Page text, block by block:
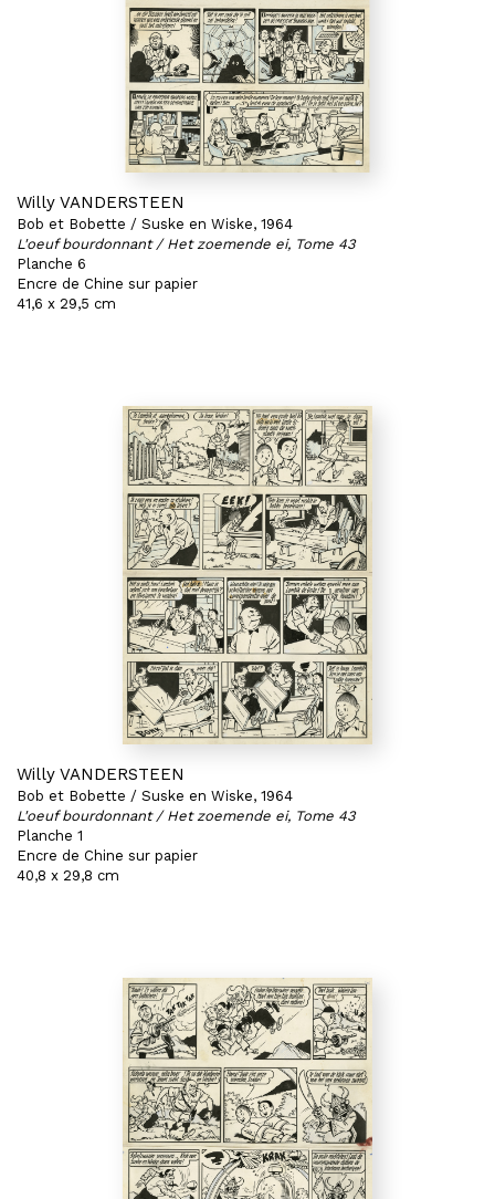
Willy VANDERSTEEN
Bob et Bobette / Suske en Wiske, 1964
L'oeuf bourdonnant / Het zoemende ei, Tome 43
Planche 6
Encre de Chine sur papier
41,6 x 29,5 cm
Willy VANDERSTEEN
Bob et Bobette / Suske en Wiske, 1964
L'oeuf bourdonnant / Het zoemende ei, Tome 43
Planche 1
Encre de Chine sur papier
40,8 x 29,8 cm